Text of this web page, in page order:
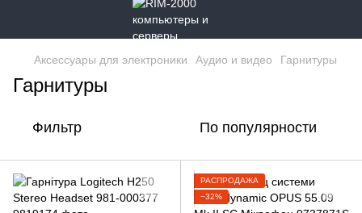
Аксессуары для электроники Аудио и видео Гарнитуры
Гарнитуры
Фильтр По популярности
РАСПРОДАЖА
−32%